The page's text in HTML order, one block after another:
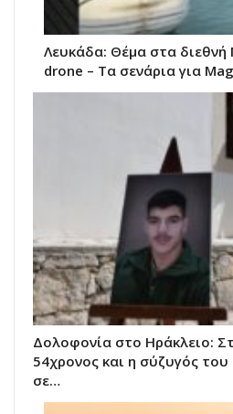
Λευκάδα: Θέμα στα διεθνή
drone – Τα σενάρια για
Δολοφονία στο Ηράκλειο:
54χρονος και η σύζυγός
σε…